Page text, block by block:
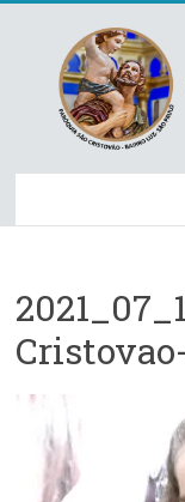
content
São
–
Luz
Arquidiocese
São
Paulo